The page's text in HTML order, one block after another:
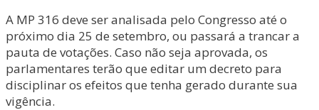
A MP 316 deve ser analisada pelo Congresso até o
próximo dia 25 de setembro, ou passará a trancar a
pauta de votações. Caso não seja aprovada, os
parlamentares terão que editar um decreto para
disciplinar os efeitos que tenha gerado durante sua
vigência.